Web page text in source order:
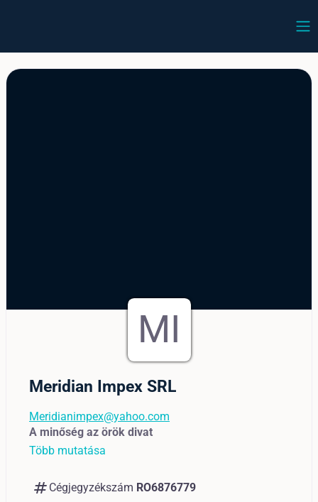
MI
Meridian Impex SRL
Meridianimpex@yahoo.com
A minőség az örök divat
Több mutatása
numbers Cégjegyzékszám RO6876779